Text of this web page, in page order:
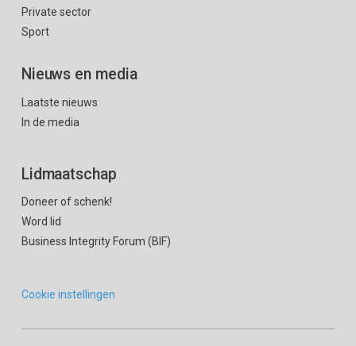
Private sector
Sport
Nieuws en media
Laatste nieuws
In de media
Lidmaatschap
Doneer of schenk!
Word lid
Business Integrity Forum (BIF)
Cookie instellingen